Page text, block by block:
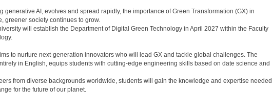
generative AI, evolves and spread rapidly, the importance of Green Transformation (GX) in
greener society continues to grow.
will establish the Department of Digital Green Technology in April 2027 within the Faculty
to nurture next-generation innovators who will lead GX and tackle global challenges. The
in English, equips students with cutting-edge engineering skills based on date science and
from diverse backgrounds worldwide, students will gain the knowledge and expertise needed
for the future of our planet.